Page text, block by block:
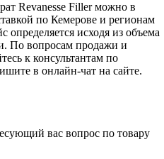
Revanesse Filler можно в
по Кемерове и регионам
определяется исходя из объема
По вопросам продажи и
к консультантам по
в онлайн-чат на сайте.
вас вопрос по товару